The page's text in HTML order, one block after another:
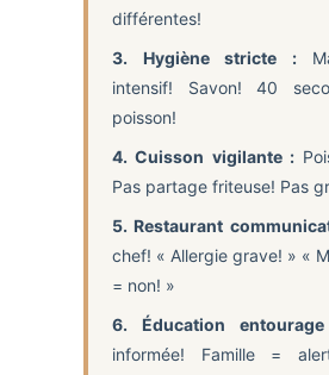
différentes!
3. Hygiène stricte :
intensif! Savon! 40
poisson!
4. Cuisson vigilante :
Pas partage friteuse! Pas
5. Restaurant
chef! « Allergie grave! » «
= non! »
6. Éducation
informée! Famille =